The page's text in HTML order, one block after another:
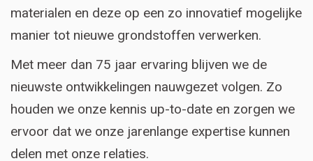
materialen en deze op een zo innovatief mogelijke
manier tot nieuwe grondstoffen verwerken.
Met meer dan 75 jaar ervaring blijven we de
nieuwste ontwikkelingen nauwgezet volgen. Zo
houden we onze kennis up-to-date en zorgen we
ervoor dat we onze jarenlange expertise kunnen
delen met onze relaties.